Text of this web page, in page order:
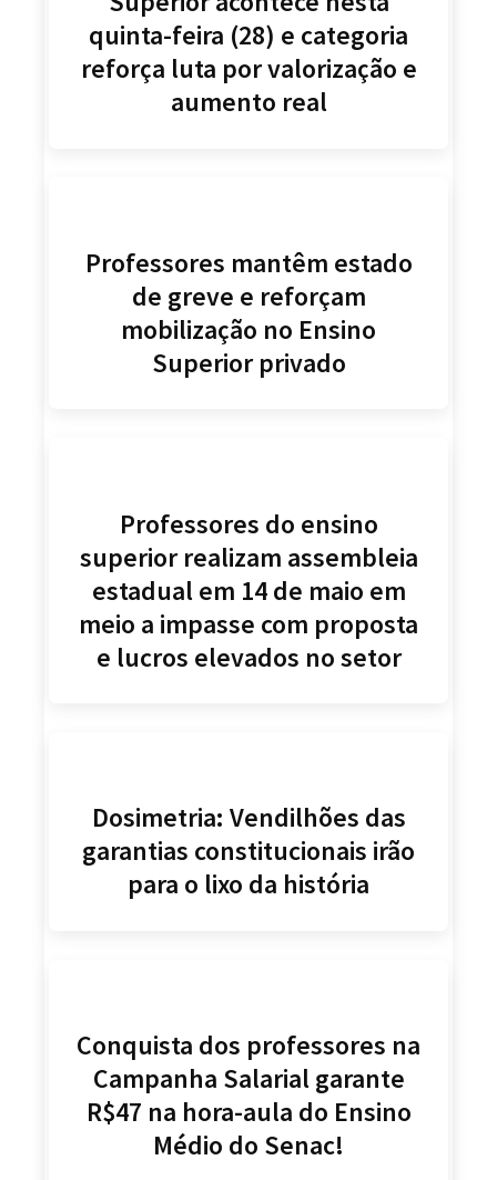
quinta-feira (28) e categoria
reforça luta por valorização e
aumento real
Professores mantêm estado
de greve e reforçam
mobilização no Ensino
Superior privado
Professores do ensino
superior realizam assembleia
estadual em 14 de maio em
meio a impasse com proposta
e lucros elevados no setor
Dosimetria: Vendilhões das
garantias constitucionais irão
para o lixo da história
Conquista dos professores na
Campanha Salarial garante
R$47 na hora-aula do Ensino
Médio do Senac!